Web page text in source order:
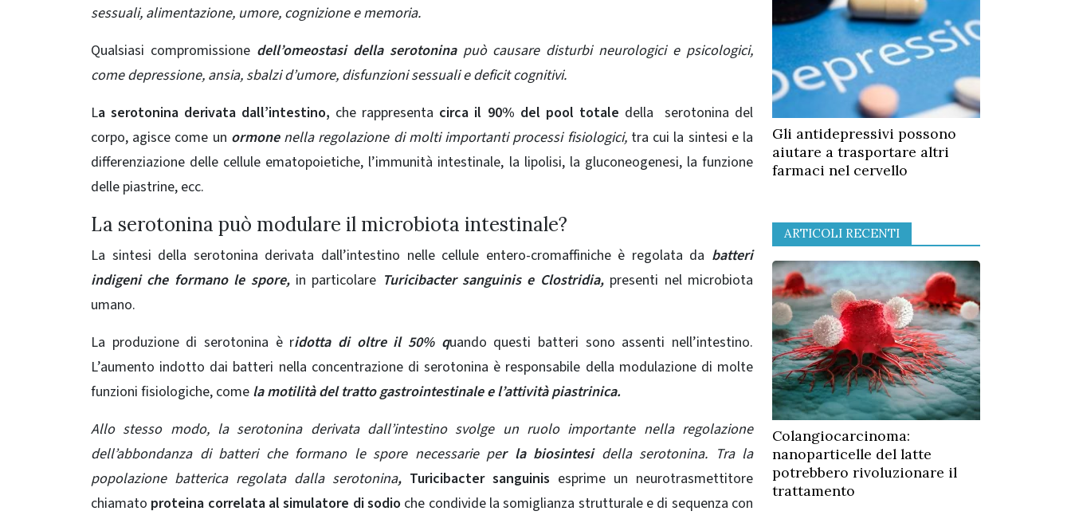
sessuali, alimentazione, umore, cognizione e memoria.
Qualsiasi compromissione dell’omeostasi della serotonina può causare disturbi neurologici e psicologici,
come depressione, ansia, sbalzi d’umore, disfunzioni sessuali e deficit cognitivi.
La serotonina derivata dall’intestino, che rappresenta circa il 90% del pool totale della serotonina del
corpo, agisce come un ormonenella regolazione di molti importanti processi fisiologici,tra cui la sintesi e la
differenziazione delle cellule ematopoietiche, l’immunità intestinale, la lipolisi, la gluconeogenesi, la funzione
delle piastrine, ecc.
La serotonina può modulare il microbiota intestinale?
La sintesi della serotonina derivata dall’intestino nelle cellule entero-cromaffiniche è regolata da batteri
indigeni che formano le spore,in particolare Turicibacter sanguinis e Clostridia, presenti nel microbiota
umano.
La produzione di serotonina è ridotta di oltre il 50% quando questi batteri sono assenti nell’intestino.
L’aumento indotto dai batteri nella concentrazione di serotonina è responsabile della modulazione di molte
funzioni fisiologiche, come la motilità del tratto gastrointestinale e l’attività piastrinica.
Allo stesso modo, la serotonina derivata dall’intestino svolge un ruolo importante nella regolazione
dell’abbondanza di batteri che formano le spore necessarie per la biosintesidella serotonina. Tra la
popolazione batterica regolata dalla serotonina, Turicibacter sanguinis esprime un neurotrasmettitore
chiamato proteina correlata al simulatore di sodio che condivide la somiglianza strutturale e di sequenza con
Gli antidepressivi possono
aiutare a trasportare altri
farmaci nel cervello
ARTICOLI RECENTI
Colangiocarcinoma:
nanoparticelle del latte
potrebbero rivoluzionare il
trattamento